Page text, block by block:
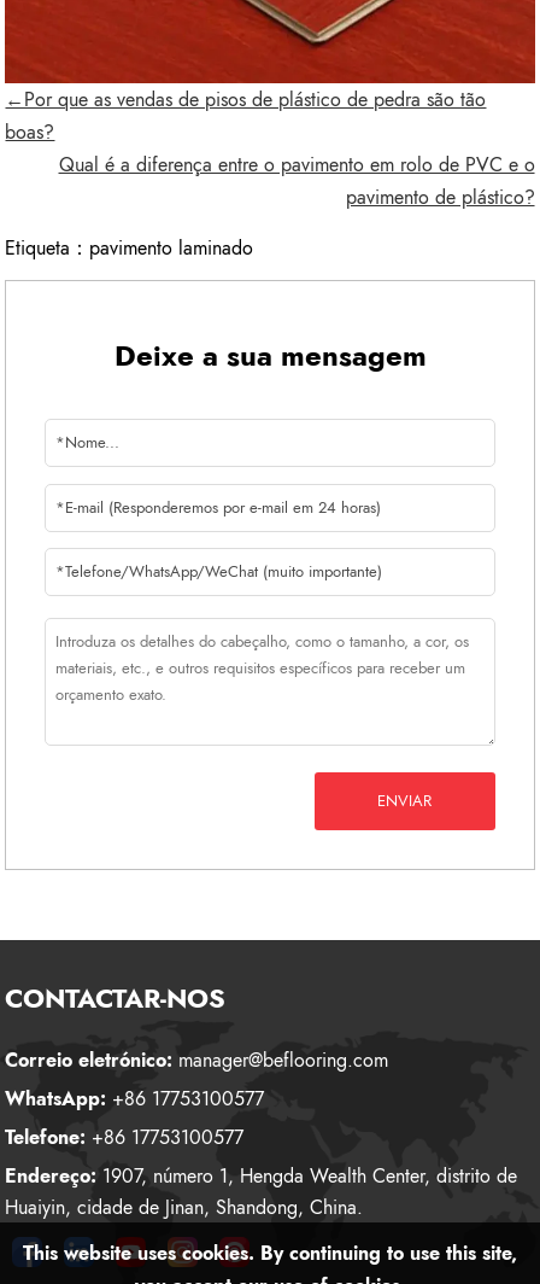
←Por que as vendas de pisos de plástico de pedra são tão
boas?
Qual é a diferença entre o pavimento em rolo de PVC e o
pavimento de plástico?
Etiqueta： pavimento laminado
Deixe a sua mensagem
ENVIAR
CONTACTAR-NOS
Correio eletrónico: manager@beflooring.com
WhatsApp: +86 17753100577
Telefone: +86 17753100577
Endereço: 1907, número 1, Hengda Wealth Center, distrito de
Huaiyin, cidade de Jinan, Shandong, China.
This website uses cookies. By continuing to use this site,